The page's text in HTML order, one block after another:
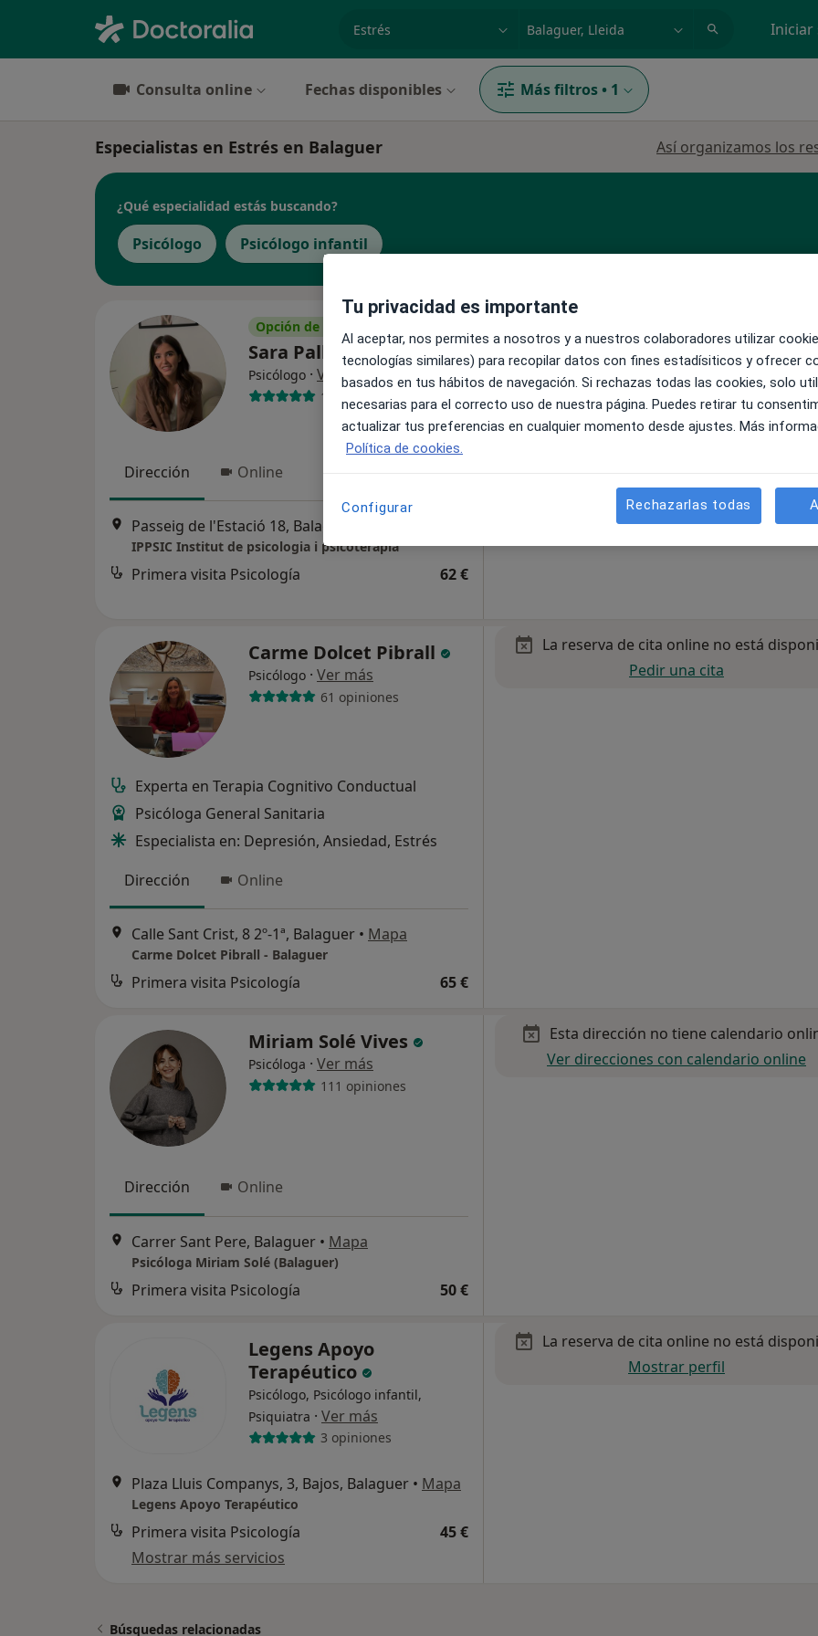
especialidad, enfermedad o nombre Iniciar
Consulta online Fechas disponibles Más filtros • 1
Especialistas en Estrés en Balaguer Así organizamos los
¿Qué especialidad estás buscando?
Psicólogo Psicólogo infantil
Opción de pago online
Sara Pallarés Villar
Psicólogo · Ver más
15 opiniones
Dirección Online
Passeig de l'Estació 18, Balaguer
IPPSIC Institut de psicologia i psicoterapia
Primera visita Psicología 62 €
La reserva de cita online no está
Pedir una cita
Carme Dolcet Pibrall
Psicólogo · Ver más
61 opiniones
Experta en Terapia Cognitivo Conductual
Psicóloga General Sanitaria
Especialista en: Depresión, Ansiedad, Estrés
Dirección
Online
Calle Sant Crist, 8 2º-1ª, Balaguer • Mapa
Carme Dolcet Pibrall - Balaguer
Primera visita Psicología 65 €
La reserva de cita online no está
Pedir una cita
Miriam Solé Vives
Psicóloga · Ver más
111 opiniones
Dirección Online
Carrer Sant Pere, Balaguer • Mapa
Psicóloga Miriam Solé (Balaguer)
Primera visita Psicología 50 €
Esta dirección no tiene calendario
Ver direcciones con calendario online
Legens Apoyo
Terapéutico
Psicólogo, Psicólogo infantil,
Psiquiatra · Ver más
3 opiniones
Plaza Lluis Companys, 3, Bajos, Balaguer • Mapa
Legens Apoyo Terapéutico
Primera visita Psicología
45 €
Mostrar más servicios
La reserva de cita online no está
Mostrar perfil
Búsquedas relacionadas
Tu privacidad es importante
Al aceptar, nos permites a nosotros y a nuestros colaboradores utilizar
tecnologías similares) para recopilar datos con fines estadísiticos y ofrecer
basados en tus hábitos de navegación. Si rechazas todas las cookies, solo
necesarias para el correcto uso de nuestra página. Puedes retirar tu
actualizar tus preferencias en cualquier momento desde ajustes. Más
Política de cookies.
Configurar Rechazarlas todas